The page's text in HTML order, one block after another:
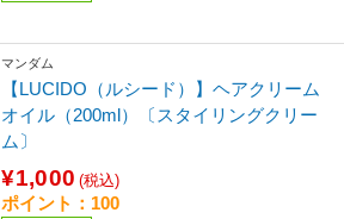
マンダム
【LUCIDO（ルシード）】ヘアクリーム
オイル（200ml）〔スタイリングクリー
ム〕
¥1,000 (税込)
ポイント：100